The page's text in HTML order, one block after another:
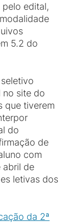
edital,
5.2 do
no site do
que tiverem
do
de
com
abril de
letivas dos
da 2ª